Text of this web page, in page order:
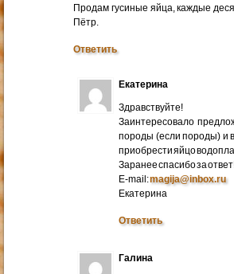
Продам гусиные яйца, каждые
Пётр.
Ответить
Екатерина
Здравствуйте!
Заинтересовало
породы (если породы) и
приобрести яйцо
Заранее спасибо за
E-mail:magija@inbox.ru
Екатерина
Ответить
Галина